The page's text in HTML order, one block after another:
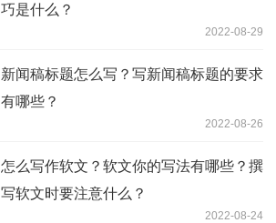
巧是什么？
2022-08-29
新闻稿标题怎么写？写新闻稿标题的要求
有哪些？
2022-08-26
怎么写作软文？软文你的写法有哪些？撰
写软文时要注意什么？
2022-08-24